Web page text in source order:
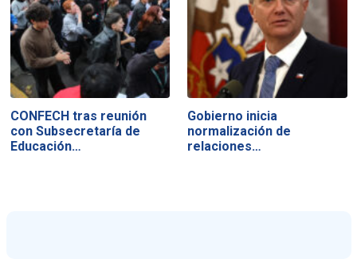
CONFECH tras reunión
con Subsecretaría de
Educación…
Gobierno inicia
normalización de
relaciones…